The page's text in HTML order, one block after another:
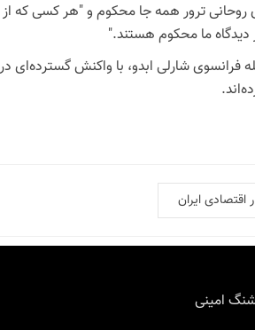
روحانی ترور همه جا محکوم و "هر کسی که
دیدگاه ما محکوم هستند."
فرانسوی شارلی ابدو، با واکنش
.
اقتصادی ایران
امینی